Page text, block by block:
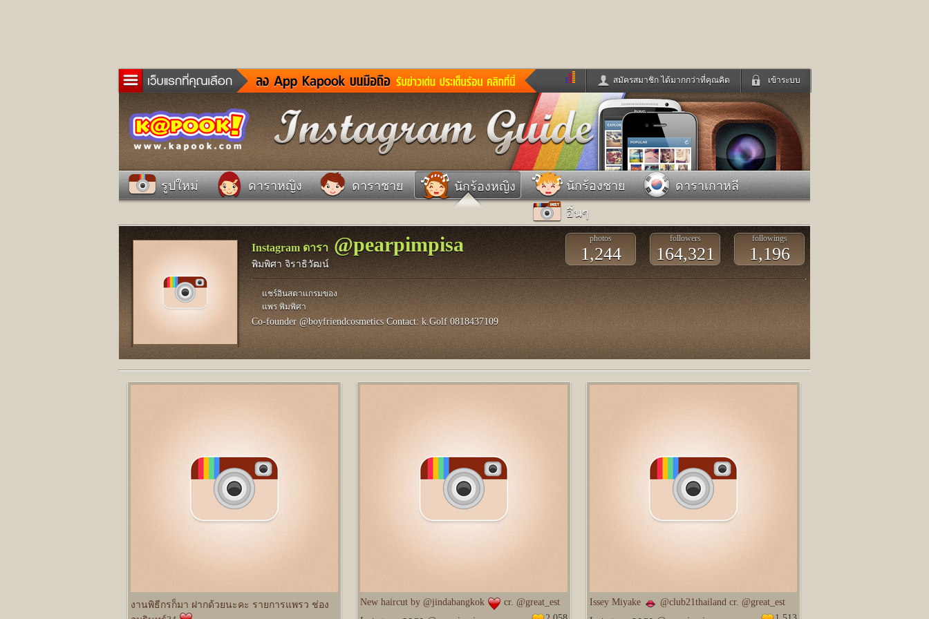
เข้าระบบ
สมัครสมาชิก ได้มากกว่าที่คุณคิด
ข่าวด่วน ข่าวสั้น ข่าวดารา
ดูทีวี
ละคร
หนังใหม่ ฟังเพลง
ฟังวิทยุออนไลน์
เกม
หมากรุกไทย แชทหมากฮอส
Glitter
แต่งงาน
แม่และเด็ก
ดูดวง
ทำนายฝัน สุขภาพ
สัตว์เลี้ยง
ผู้ชาย
ผลบอล บ้านและการตกแต่ง
ท่องเที่ยว
iCare
dictionary
เช็คความเร็วเน็ต iPhone
Facebook
Twitter
อินสตาแกรมดารา MSN
เข้าระบบด้วย User Kapook
Email
Password
เข้าระบบด้วย Facebook
รูปใหม่ ดาราหญิง ดาราชาย นักร้องหญิง นักร้องชาย
ดาราเกาหลี
อื่นๆ
Instagram ดารา@pearpimpisa
พิมพิศา จิราธิวัฒน์
photos
1,244
followers
164,321
followings
1,196
แชร์อินสตาแกรมของ
แพร พิมพิศา
Co-founder @boyfriendcosmetics Contact: k.Golf 0818437109
งานพิธีกรก็มา ฝากด้วยนะคะ รายการแพรว ช่อง
New haircut by @jindabangkok
️ cr. @great_est
Issey Miyake
@club21thailand cr. @great_est